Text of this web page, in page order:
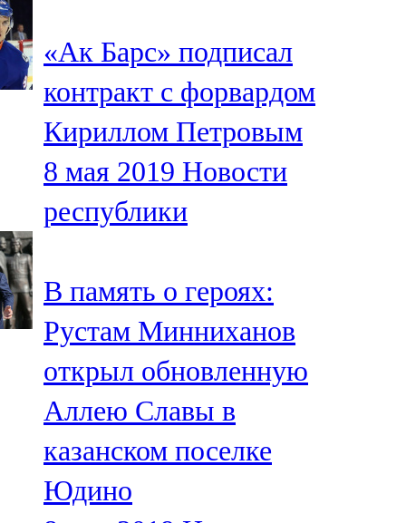
103,0 FM
Чүпрәле
91,0 FM
Шәмәрдән
102,3 FM
107,0 FM
Яр Чаллы
105,5 FM
«Ак Барс» подписал
контракт с форвардом
Кириллом Петровым
8 мая 2019 Новости
республики
В память о героях:
Рустам Минниханов
открыл обновленную
Аллею Славы в
казанском поселке
Юдино